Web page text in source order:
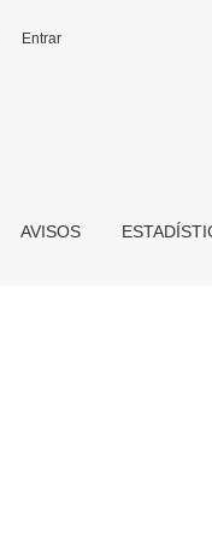
AVISOS
Entrar